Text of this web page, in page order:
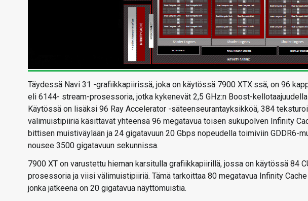
Täydessä Navi 31 -grafiikkapiirissä, joka on käytössä 7900 XTX:ssä, on 96
eli 6144- stream-prosessoria, jotka kykenevät 2,5 GHz:n Boost-
Käytössä on lisäksi 96 Ray Accelerator -säteenseurantayksikköä, 384
välimuistipiiriä käsittävät yhteensä 96 megatavua toisen sukupolven Infinity
bittisen muistiväylään ja 24 gigatavuun 20 Gbps nopeudella toimiviin GDDR6-
nousee 3500 gigatavuun sekunnissa.
7900 XT on varustettu hieman karsitulla grafiikkapiirillä, jossa on käytössä 84
prosessoria ja viisi välimuistipiiriä. Tämä tarkoittaa 80 megatavua Infinity
jonka jatkeena on 20 gigatavua näyttömuistia.